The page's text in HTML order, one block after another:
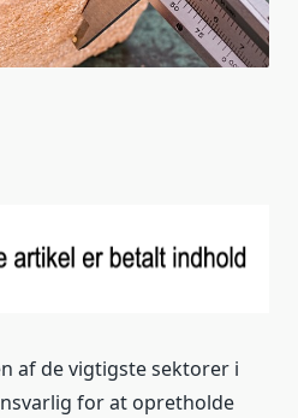
af ​​de vigtigste sektorer i
for at opretholde